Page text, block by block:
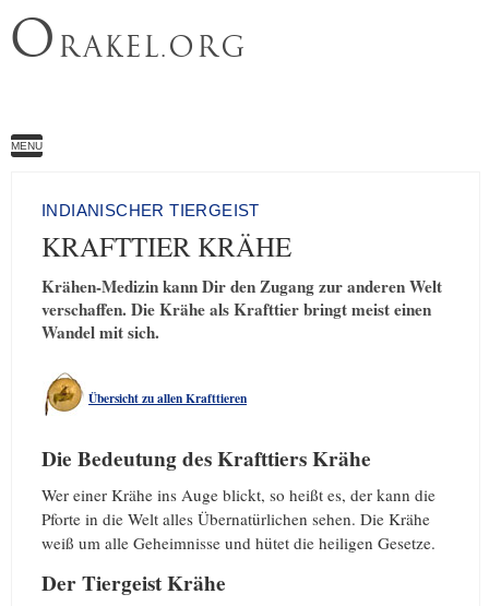
ORAKEL.ORG
MENU
INDIANISCHER TIERGEIST
KRAFTTIER KRÄHE
Krähen-Medizin kann Dir den Zugang zur anderen Welt
verschaffen. Die Krähe als Krafttier bringt meist einen
Wandel mit sich.
Übersicht zu allen Krafttieren
Die Bedeutung des Krafttiers Krähe
Wer einer Krähe ins Auge blickt, so heißt es, der kann die
Pforte in die Welt alles Übernatürlichen sehen. Die Krähe
weiß um alle Geheimnisse und hütet die heiligen Gesetze.
Der Tiergeist Krähe